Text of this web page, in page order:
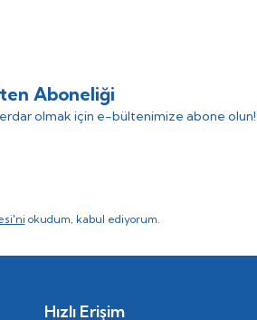
Aboneliği
olmak için e-bültenimize abone olun!
okudum, kabul ediyorum.
Hızlı Erişim